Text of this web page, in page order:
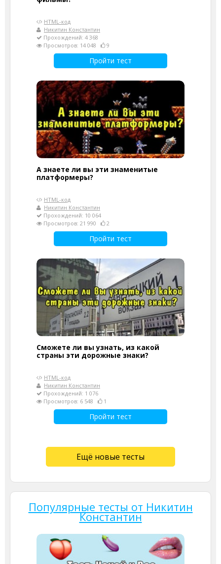
HTML-код
Никитин Константин
Прохождений: 4 368
Просмотров: 14 048
9
Пройти тест
А знаете ли вы эти знаменитые
платформеры?
HTML-код
Никитин Константин
Прохождений: 10 064
Просмотров: 21 990
2
Пройти тест
Сможете ли вы узнать, из какой
страны эти дорожные знаки?
HTML-код
Никитин Константин
Прохождений: 1 076
Просмотров: 6 548
1
Пройти тест
Ещё новые тесты
Популярные тесты от Никитин
Константин